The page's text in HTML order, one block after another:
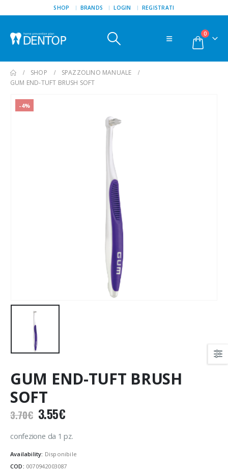
SHOP BRANDS LOGIN REGISTRATI
0
SHOP
SPAZZOLINO MANUALE
GUM END-TUFT BRUSH SOFT
-4%
GUM END-TUFT BRUSH
SOFT
3.70€ Il
prezzo
originale
era:
3.70€.
3.55€Il
attuale
è:
3.55€.
confezione da 1 pz.
Availability: Disponibile
COD: 0070942003087